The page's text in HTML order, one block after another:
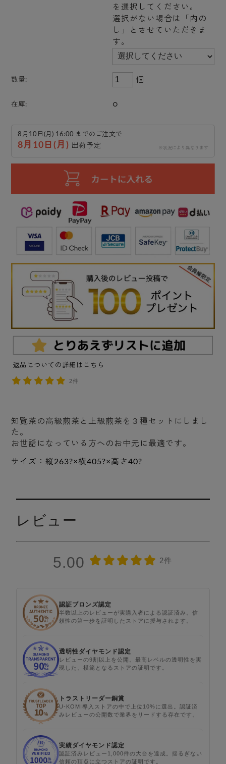
を選択してください。
選択がない場合は「内の
し」とさせていただきま
す。
数量: 個
在庫: ○
8月10日(月) 16:00 までのご注文で
8月10日(月) 出荷予定
返品についての詳細はこちら
2件
知覧茶の高級煎茶と上級煎茶を３種セットにしまし
た。
お世話になっている方へのお中元に最適です。
サイズ：縦263?×横405?×高さ40?
レビュー
5.00 2件
認証ブロンズ認定
半数以上のレビューが実購入者による認証済み。信
頼性の第一歩を証明したストアに授与されます。
透明性ダイヤモンド認定
レビューの9割以上を公開。最高レベルの透明性を実
現した、模範となるストアの証明です。
トラストリーダー銅賞
U-KOMI導入ストアの中で上位10%に選出。認証済
みレビューの公開数で業界をリードする存在です。
実績ダイヤモンド認定
認証済みレビュー1,000件の大台を達成。揺るぎない
信頼の頂点に立つストアの証明です。